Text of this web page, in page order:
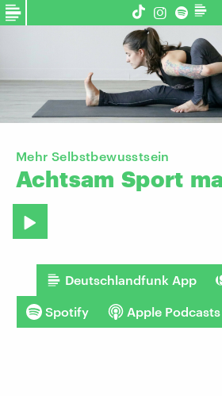
Mehr Selbstbewusstsein
Achtsam Sport
Deutschlandfunk App
Spotify Apple Podcasts